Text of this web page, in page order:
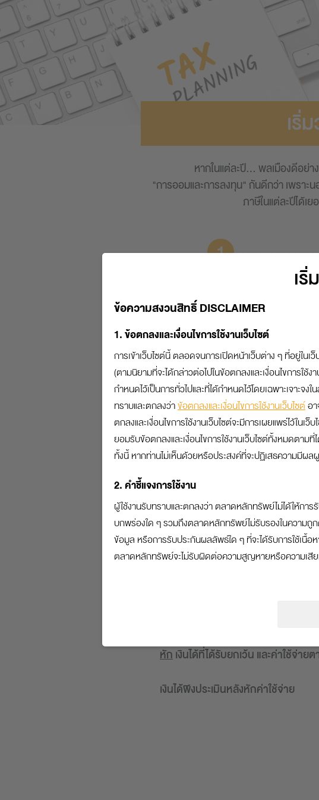
เริ่
หากในแต่ละปี... พลเมืองดีอย่า
"การออมและการลงทุน" กันดีกว่า เพรา
ภาษีในแต่ละปีได้เ
1
ใน 1 ปี คุณมีรายได้จากแหล่งใดบ้าง
เงินได้ทั้งหมดของคุณ (เงินได้พึงป
40(1) เงินเดือน ค่าจ้าง เบี้ยเลี้ยง โบ
เงินเดือน ค่าจ้าง เบี้ยเลี้ยง บำนาญ ฯลฯ
โอที โบนัส
บำเหน็จ
หักเงินได้ที่ได้รับยกเว้น และค่าใช้จ่าย
เงินได้พึงประเมินหลังหักค่าใช้จ่าย
เ
ข้อความสงวนสิทธิ์ DISCLAIMER
1. ข้อตกลงและเงื่อนไขการใช้งานเว็บไซต์
การเข้าเว็บไซต์นี้ ตลอดจนการเปิดหน้าเว็บต่าง ๆ ที่อยู่ใน
(ตามนิยามที่จะได้กล่าวต่อไปในข้อตกลงและเงื่อนไขการใช้
กำหนดไว้เป็นการทั่วไปและที่ได้กำหนดไว้โดยเฉพาะเจาะจ
ทราบและตกลงว่าข้อตกลงและเงื่อนไขการใช้งานเว็บไซต์อ
ตกลงและเงื่อนไขการใช้งานเว็บไซต์จะมีการเผยแพร่ไว้ใน
ยอมรับข้อตกลงและเงื่อนไขการใช้งานเว็บไซต์ทั้งหมดตาม
ทั้งนี้ หากท่านไม่เห็นด้วยหรือประสงค์ที่จะปฏิเสธความมีผล
2. คำชี้แจงการใช้งาน
ผู้ใช้งานรับทราบและตกลงว่า ตลาดหลักทรัพย์ไม่ได้ให้กา
บกพร่องใด ๆ รวมถึงตลาดหลักทรัพย์ไม่รับรองในความถู
ข้อมูล หรือการรับประกันผลลัพธ์ใด ๆ ที่จะได้รับการใช้เนื้
ตลาดหลักทรัพย์จะไม่รับผิดต่อความสูญหายหรือความเสี